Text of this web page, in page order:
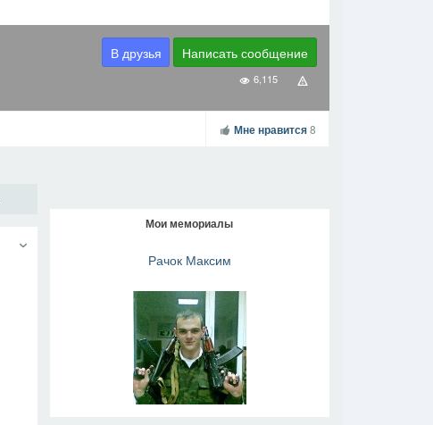
В друзья Написать сообщение
6,115
Мне нравится8
Мои мемориалы
Рачок Максим